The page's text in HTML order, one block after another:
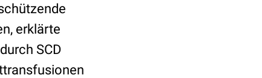
erklärte
SCD